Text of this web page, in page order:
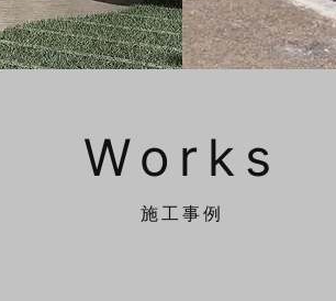
Works
施工事例